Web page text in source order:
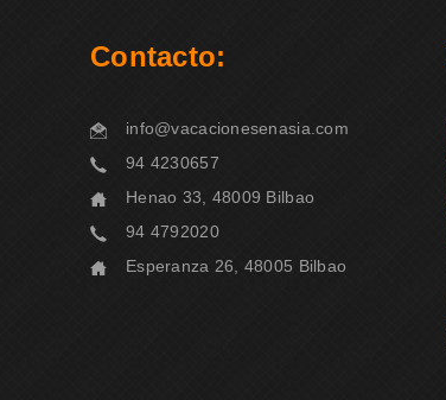
Contacto:
info@vacacionesenasia.com
94 4230657
Henao 33, 48009 Bilbao
94 4792020
Esperanza 26, 48005 Bilbao